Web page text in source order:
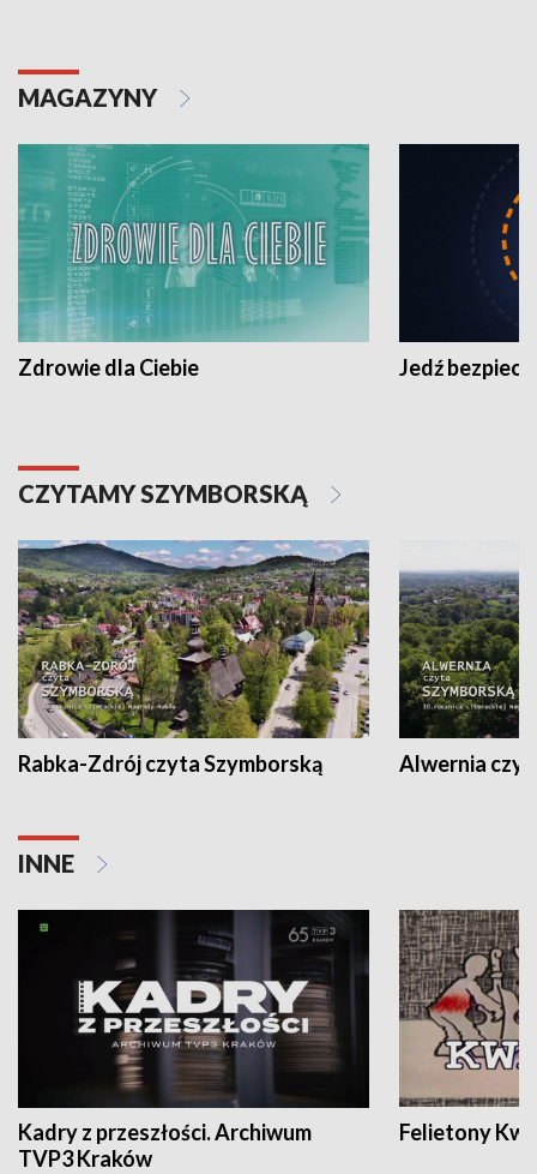
MAGAZYNY
Zdrowie dla Ciebie Jedź
CZYTAMY SZYMBORSKĄ
Rabka-Zdrój czyta Szymborską Alwernia
INNE
Kadry z przeszłości. Archiwum
TVP3 Kraków
Felietony